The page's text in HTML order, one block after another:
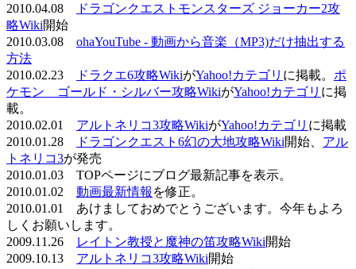
2010.04.08
ドラゴンクエストモンスターズ ジョーカー2攻
略Wiki開始
2010.03.08 ohaYouTube - 動画から音楽（MP3)だけ抽出する
方法
2010.02.23
ドラクエ6攻略WikiがYahoo!カテゴリ に掲載。 ポ
ケモン ゴールド・シルバー攻略WikiがYahoo!カテゴリ に掲
載。
2010.02.01 アルトネリコ3攻略WikiがYahoo!カテゴリ に掲載
2010.01.28
ドラゴンクエスト6幻の大地攻略Wiki開始、 アル
トネリコ3が発売
2010.01.03 TOPページにブログ最新記事を表示。
2010.01.02 動画最新情報 を修正。
2010.01.01 あけましておめでとうございます。今年もよろ
しくお願いします。
2009.11.26
レイトン教授と魔神の笛攻略Wiki開始
2009.10.13 アルトネリコ3攻略Wiki開始